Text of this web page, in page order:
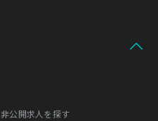
非公開求人を探す